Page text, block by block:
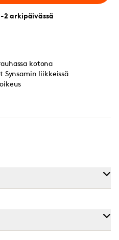
2 arkipäivässä
kotona
Synsamin liikkeissä